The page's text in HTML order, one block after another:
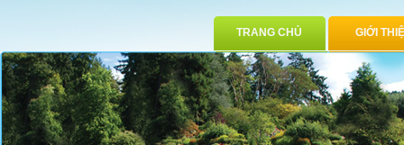
TRANG CHỦ GIỚI